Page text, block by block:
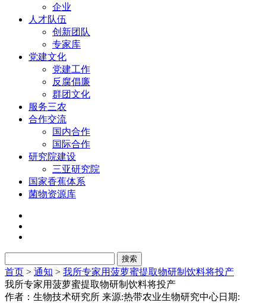
企业
人才队伍
创新团队
专家库
党建文化
党建工作
反腐倡廉
群团文化
服务三农
合作交流
国内合作
国际合作
研究院建设
三亚研究院
国家香蕉体系
菌物资源库
首页 > 通知 > 我所专家用菠萝蜜提取物研制饮料将投产
我所专家用菠萝蜜提取物研制饮料将投产
作者：生物技术研究所 来源:热带农业生物研究中心日期: